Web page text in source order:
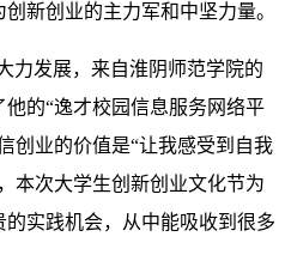
新创业的主力军和中坚力量。
发展，来自淮阴师范学院的
的“逸才校园信息服务网络平
创业的价值是“让我感受到自我
本次大学生创新创业文化节为
实践机会，从中能吸收到很多